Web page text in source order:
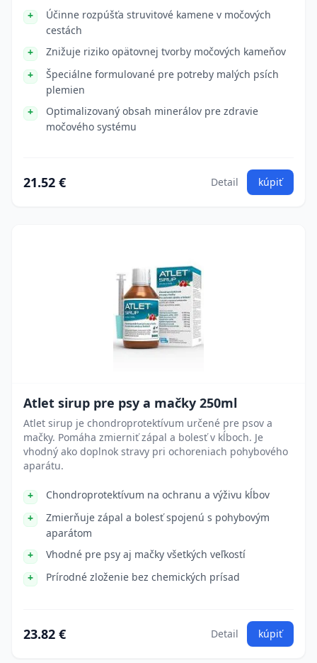
Účinne rozpúšťa struvitové kamene v močových
cestách
Znižuje riziko opätovnej tvorby močových kameňov
Špeciálne formulované pre potreby malých psích
plemien
Optimalizovaný obsah minerálov pre zdravie
močového systému
21.52 € Detail kúpiť
Atlet sirup pre psy a mačky 250ml
Atlet sirup je chondroprotektívum určené pre psov a
mačky. Pomáha zmierniť zápal a bolesť v kĺboch. Je
vhodný ako doplnok stravy pri ochoreniach pohybového
aparátu.
Chondroprotektívum na ochranu a výživu kĺbov
Zmierňuje zápal a bolesť spojenú s pohybovým
aparátom
Vhodné pre psy aj mačky všetkých veľkostí
Prírodné zloženie bez chemických prísad
23.82 € Detail kúpiť